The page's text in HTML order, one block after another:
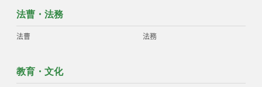
法曹・法務
法曹 法務
教育・文化